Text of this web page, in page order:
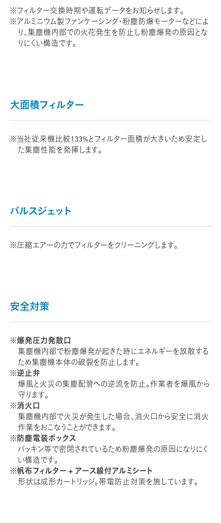
フィルター交換時期や運転データをお知らせします。
アルミニウム製ファンケーシング・粉塵防爆モーターなどによ
り、集塵機内部での火花発生を防止し粉塵爆発の原因とな
りにくい構造です。
大面積フィルター
当社従来機比較133%とフィルター面積が大きいため安定し
た集塵性能を発揮します。
パルスジェット
圧縮エアーの力でフィルターをクリーニングします。
安全対策
爆発圧力発散口
集塵機内部で粉塵爆発が起きた時にエネルギーを放散する
ため集塵機本体の破裂を防止します。
逆止弁
爆風と火災の集塵配管への逆流を防止。作業者を爆風から
守ります。
消火口
集塵機内部で火災が発生した場合、消火口から安全に消火
作業をおこなうことができます。
防塵電装ボックス
パッキン等で密閉されているため粉塵爆発の原因になりにく
い構造です。
帆布フィルター + アース線付アルミシート
形状は成形カートリッジ。帯電防止対策を施しています。